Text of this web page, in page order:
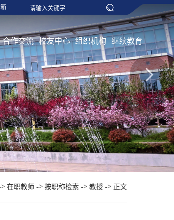
合作交流 校友中心 组织机构 继续教育
在职教师 -> 按职称检索 -> 教授 -> 正文